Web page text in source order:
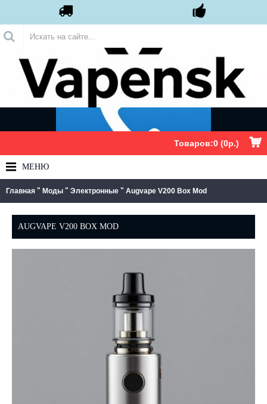
Товаров:0 (0р.)
МЕНЮ
Главная " Моды " Электронные " Augvape V200 Box Mod
AUGVAPE V200 BOX MOD